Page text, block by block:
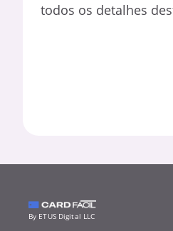
todos os detalhes
By ETUS Digital LLC